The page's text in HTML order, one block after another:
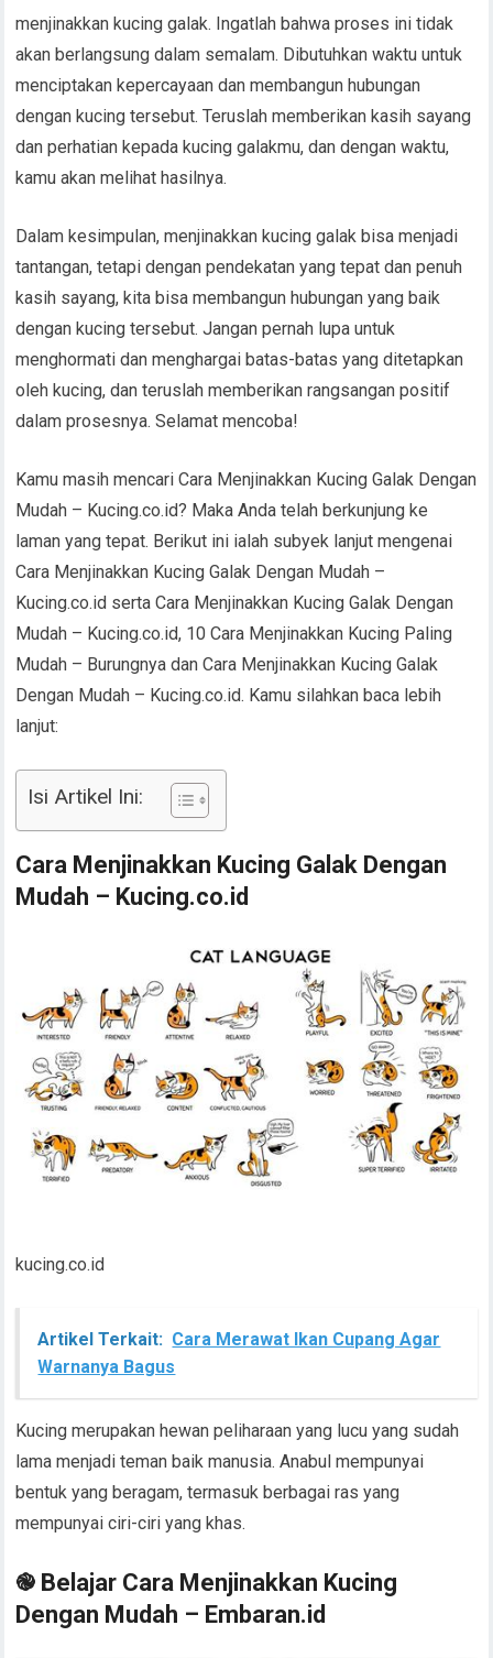
menjinakkan kucing galak. Ingatlah bahwa proses ini tidak
akan berlangsung dalam semalam. Dibutuhkan waktu untuk
menciptakan kepercayaan dan membangun hubungan
dengan kucing tersebut. Teruslah memberikan kasih sayang
dan perhatian kepada kucing galakmu, dan dengan waktu,
kamu akan melihat hasilnya.
Dalam kesimpulan, menjinakkan kucing galak bisa menjadi
tantangan, tetapi dengan pendekatan yang tepat dan penuh
kasih sayang, kita bisa membangun hubungan yang baik
dengan kucing tersebut. Jangan pernah lupa untuk
menghormati dan menghargai batas-batas yang ditetapkan
oleh kucing, dan teruslah memberikan rangsangan positif
dalam prosesnya. Selamat mencoba!
Kamu masih mencari Cara Menjinakkan Kucing Galak Dengan
Mudah – Kucing.co.id? Maka Anda telah berkunjung ke
laman yang tepat. Berikut ini ialah subyek lanjut mengenai
Cara Menjinakkan Kucing Galak Dengan Mudah –
Kucing.co.id serta Cara Menjinakkan Kucing Galak Dengan
Mudah – Kucing.co.id, 10 Cara Menjinakkan Kucing Paling
Mudah – Burungnya dan Cara Menjinakkan Kucing Galak
Dengan Mudah – Kucing.co.id. Kamu silahkan baca lebih
lanjut:
Isi Artikel Ini:
Cara Menjinakkan Kucing Galak Dengan
Mudah – Kucing.co.id
kucing.co.id
Artikel Terkait: Cara Merawat Ikan Cupang Agar
Warnanya Bagus
Kucing merupakan hewan peliharaan yang lucu yang sudah
lama menjadi teman baik manusia. Anabul mempunyai
bentuk yang beragam, termasuk berbagai ras yang
mempunyai ciri-ciri yang khas.
֎ Belajar Cara Menjinakkan Kucing
Dengan Mudah – Embaran.id